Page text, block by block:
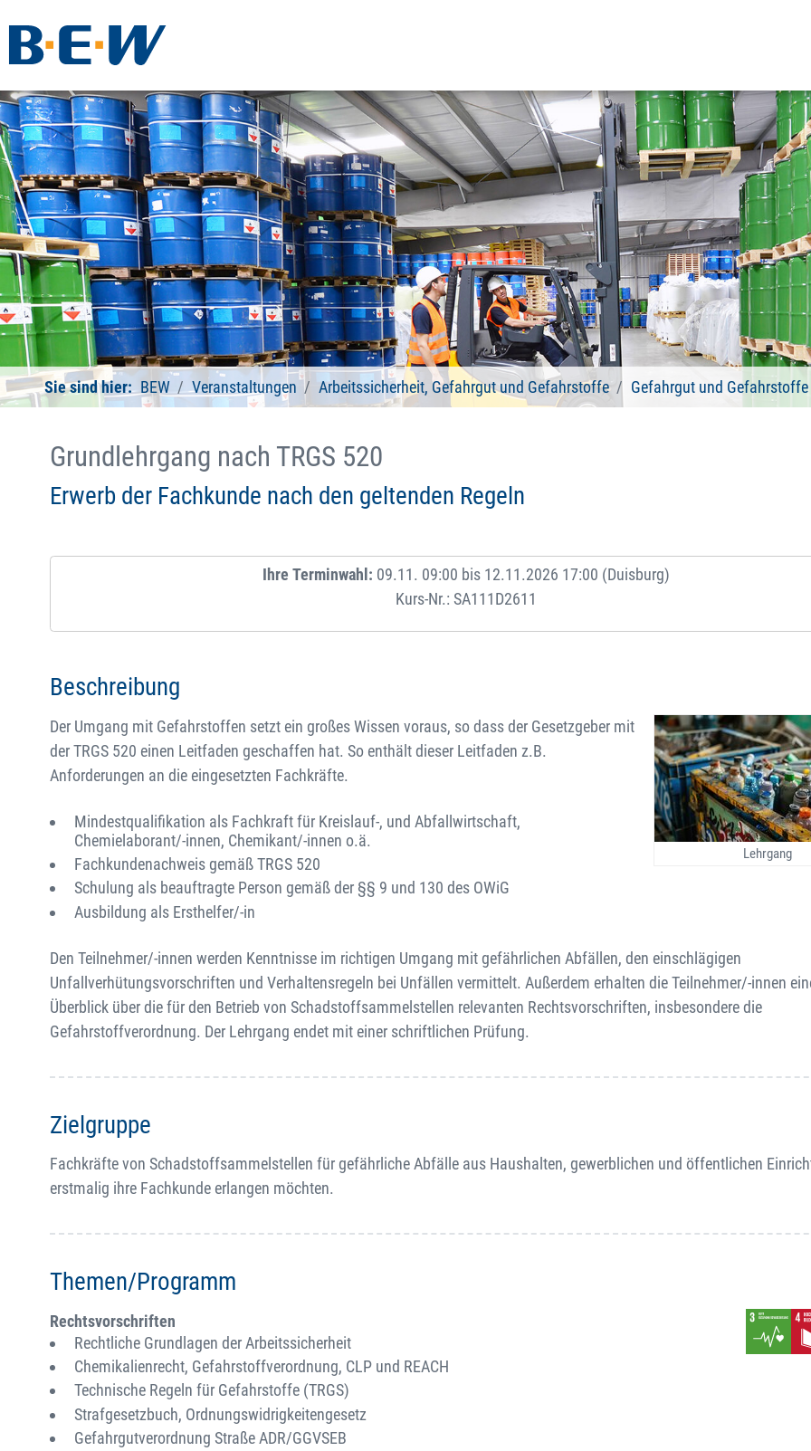
Sie sind hier: BEW Veranstaltungen Arbeitssicherheit, Gefahrgut und Gefahrstoffe Gefahrgut und Gefahrstoffe
Grundlehrgang nach TRGS 520
Erwerb der Fachkunde nach den geltenden Regeln
Ihre Terminwahl: 09.11. 09:00 bis 12.11.2026 17:00 (Duisburg)
Kurs-Nr.: SA111D2611
Beschreibung
Lehrgang
Der Umgang mit Gefahrstoffen setzt ein großes Wissen voraus, so dass der Gesetzgeber mit
der TRGS 520 einen Leitfaden geschaffen hat. So enthält dieser Leitfaden z.B.
Anforderungen an die eingesetzten Fachkräfte.
Mindestqualifikation als Fachkraft für Kreislauf-, und Abfallwirtschaft,
Chemielaborant/-innen, Chemikant/-innen o.ä.
Fachkundenachweis gemäß TRGS 520
Schulung als beauftragte Person gemäß der §§ 9 und 130 des OWiG
Ausbildung als Ersthelfer/-in
Den Teilnehmer/-innen werden Kenntnisse im richtigen Umgang mit gefährlichen Abfällen, den einschlägigen
Unfallverhütungsvorschriften und Verhaltensregeln bei Unfällen vermittelt. Außerdem erhalten die Teilnehmer/-innen
Überblick über die für den Betrieb von Schadstoffsammelstellen relevanten Rechtsvorschriften, insbesondere die
Gefahrstoffverordnung. Der Lehrgang endet mit einer schriftlichen Prüfung.
Zielgruppe
Fachkräfte von Schadstoffsammelstellen für gefährliche Abfälle aus Haushalten, gewerblichen und öffentlichen
erstmalig ihre Fachkunde erlangen möchten.
Themen/Programm
Rechtsvorschriften
Rechtliche Grundlagen der Arbeitssicherheit
Chemikalienrecht, Gefahrstoffverordnung, CLP und REACH
Technische Regeln für Gefahrstoffe (TRGS)
Strafgesetzbuch, Ordnungswidrigkeitengesetz
Gefahrgutverordnung Straße ADR/GGVSEB